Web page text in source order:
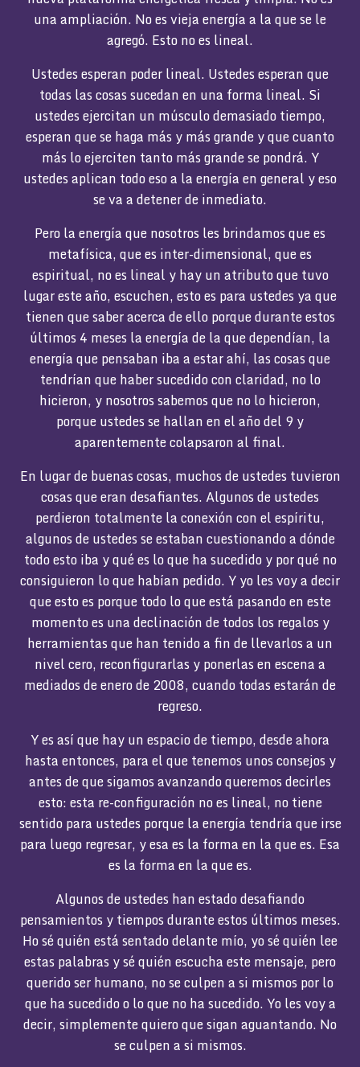
una ampliación. No es vieja energía a la que se le
agregó. Esto no es lineal.
Ustedes esperan poder lineal. Ustedes esperan que
todas las cosas sucedan en una forma lineal. Si
ustedes ejercitan un músculo demasiado tiempo,
esperan que se haga más y más grande y que cuanto
más lo ejerciten tanto más grande se pondrá. Y
ustedes aplican todo eso a la energía en general y eso
se va a detener de inmediato.
Pero la energía que nosotros les brindamos que es
metafísica, que es inter-dimensional, que es
espiritual, no es lineal y hay un atributo que tuvo
lugar este año, escuchen, esto es para ustedes ya que
tienen que saber acerca de ello porque durante estos
últimos 4 meses la energía de la que dependían, la
energía que pensaban iba a estar ahí, las cosas que
tendrían que haber sucedido con claridad, no lo
hicieron, y nosotros sabemos que no lo hicieron,
porque ustedes se hallan en el año del 9 y
aparentemente colapsaron al final.
En lugar de buenas cosas, muchos de ustedes tuvieron
cosas que eran desafiantes. Algunos de ustedes
perdieron totalmente la conexión con el espíritu,
algunos de ustedes se estaban cuestionando a dónde
todo esto iba y qué es lo que ha sucedido y por qué no
consiguieron lo que habían pedido. Y yo les voy a decir
que esto es porque todo lo que está pasando en este
momento es una declinación de todos los regalos y
herramientas que han tenido a fin de llevarlos a un
nivel cero, reconfigurarlas y ponerlas en escena a
mediados de enero de 2008, cuando todas estarán de
regreso.
Y es así que hay un espacio de tiempo, desde ahora
hasta entonces, para el que tenemos unos consejos y
antes de que sigamos avanzando queremos decirles
esto: esta re-configuración no es lineal, no tiene
sentido para ustedes porque la energía tendría que irse
para luego regresar, y esa es la forma en la que es. Esa
es la forma en la que es.
Algunos de ustedes han estado desafiando
pensamientos y tiempos durante estos últimos meses.
Ho sé quién está sentado delante mío, yo sé quién lee
estas palabras y sé quién escucha este mensaje, pero
querido ser humano, no se culpen a si mismos por lo
que ha sucedido o lo que no ha sucedido. Yo les voy a
decir, simplemente quiero que sigan aguantando. No
se culpen a si mismos.